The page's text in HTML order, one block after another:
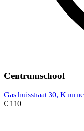
Centrumschool
Gasthuisstraat 30, Kuurne
€ 110